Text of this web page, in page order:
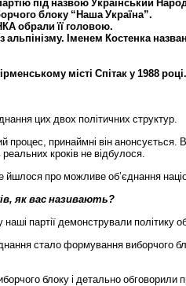
під назвою Український
блоку “ Наша Україна”.
обрали її головою.
з альпінізму. Іменем Костенка
місті Спітак у 1988 році.
цих двох політичних структур.
процес, принаймні він анонсується.
реальних кроків не відбулося.
йшлося про можливе об’єднання
, як вас називають?
наші партії демонстрували політику
стало формування виборчого
блоку і детально обговорили